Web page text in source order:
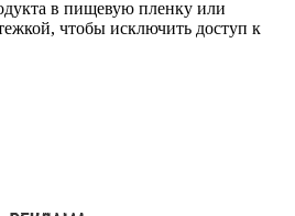
в пищевую пленку или
чтобы исключить доступ к